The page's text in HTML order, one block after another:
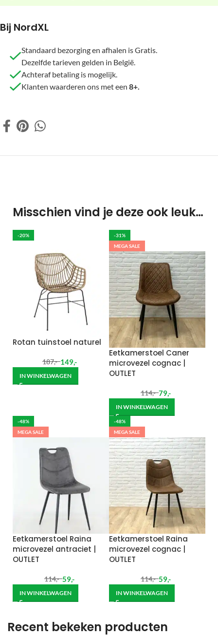
Bij NordXL
Standaard bezorging en afhalen is Gratis.
Dezelfde tarieven gelden in België.
Achteraf betaling is mogelijk.
Klanten waarderen ons met een 8+.
Misschien vind je deze ook leuk…
-20%
Rotan tuinstoel naturel
187,- 149,-
IN WINKELWAGEN
-31%
MEGA SALE
Eetkamerstoel Caner
microvezel cognac |
OUTLET
114,- 79,-
IN WINKELWAGEN
-48%
MEGA SALE
Eetkamerstoel Raina
microvezel antraciet |
OUTLET
114,- 59,-
IN WINKELWAGEN
-48%
MEGA SALE
Eetkamerstoel Raina
microvezel cognac |
OUTLET
114,- 59,-
IN WINKELWAGEN
Recent bekeken producten